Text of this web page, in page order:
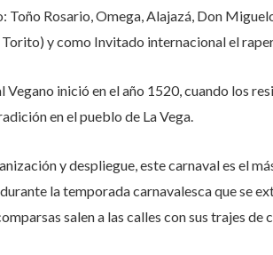
Toño Rosario, Omega, Alajazá, Don
y como Invitado internacional el
Vegano inició en el año 1520, cuando los
en el pueblo de La Vega.
y despliegue, este carnaval es el
la temporada carnavalesca que se
salen a las calles con sus trajes de